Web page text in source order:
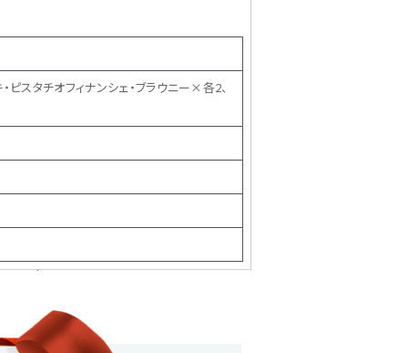
ピスタチオフィナンシェ・ブラウニー×各2、